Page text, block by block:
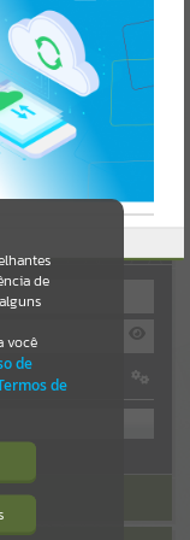
de
você
de
de
cidadao/pagina/li